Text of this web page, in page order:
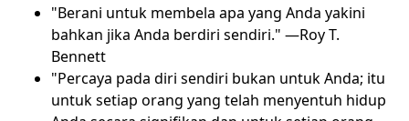
"Berani untuk membela apa yang Anda yakini
bahkan jika Anda berdiri sendiri." —Roy T.
Bennett
"Percaya pada diri sendiri bukan untuk Anda; itu
untuk setiap orang yang telah menyentuh hidup